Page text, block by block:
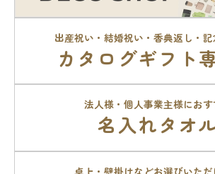
出産祝い・結婚祝い・香典返し・
カタログギフト
法人様・個人事業主様におす
名入れタオ
卓上・壁掛けなどお選びいた